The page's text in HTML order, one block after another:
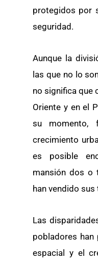
protegidos por
seguridad.
Aunque la
las que no lo
no significa que
Oriente y en el
su momento,
crecimiento
es posible
mansión dos o
han vendido sus
Las
pobladores han
espacial y el